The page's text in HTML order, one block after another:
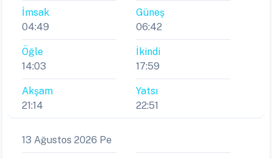
İmsak
04:49
Güneş
06:42
Öğle
14:03
İkindi
17:59
Akşam
21:14
Yatsı
22:51
13 Ağustos 2026 Pe